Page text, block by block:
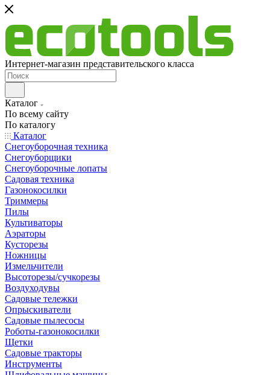
Интернет-магазин представительского класса
Каталог
По всему сайту
По каталогу
Каталог
Снегоуборочная техника
Снегоуборщики
Снегоуборочные лопаты
Садовая техника
Газонокосилки
Триммеры
Пилы
Культиваторы
Аэраторы
Кусторезы
Ножницы
Измельчители
Высоторезы/сучкорезы
Воздуходувы
Садовые тележки
Опрыскиватели
Садовые пылесосы
Роботы-газонокосилки
Щетки
Садовые тракторы
Инструменты